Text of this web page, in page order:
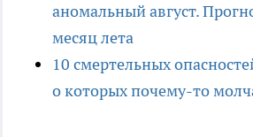
аномальный август.
месяц лета
10 смертельных
о которых почему-то